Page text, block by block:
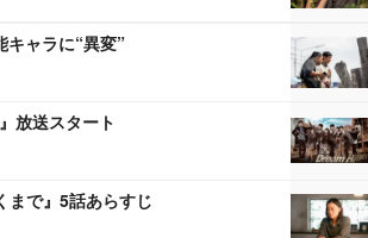
キャラに“異変”
放送スタート
まで』5話あらすじ